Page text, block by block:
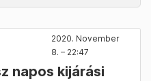
2020. November
8. – 22:47
napos kijárási